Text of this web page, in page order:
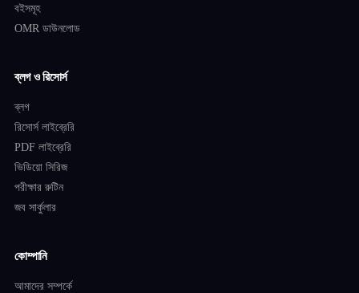
বইসমূহ
OMR ডাউনলোড
ব্লগ ও রিসোর্স
ব্লগ
রিসোর্স লাইব্রেরি
PDF লাইব্রেরি
ভিডিয়ো সিরিজ
পরীক্ষার রুটিন
জব সার্কুলার
কোম্পানি
আমাদের সম্পর্কে